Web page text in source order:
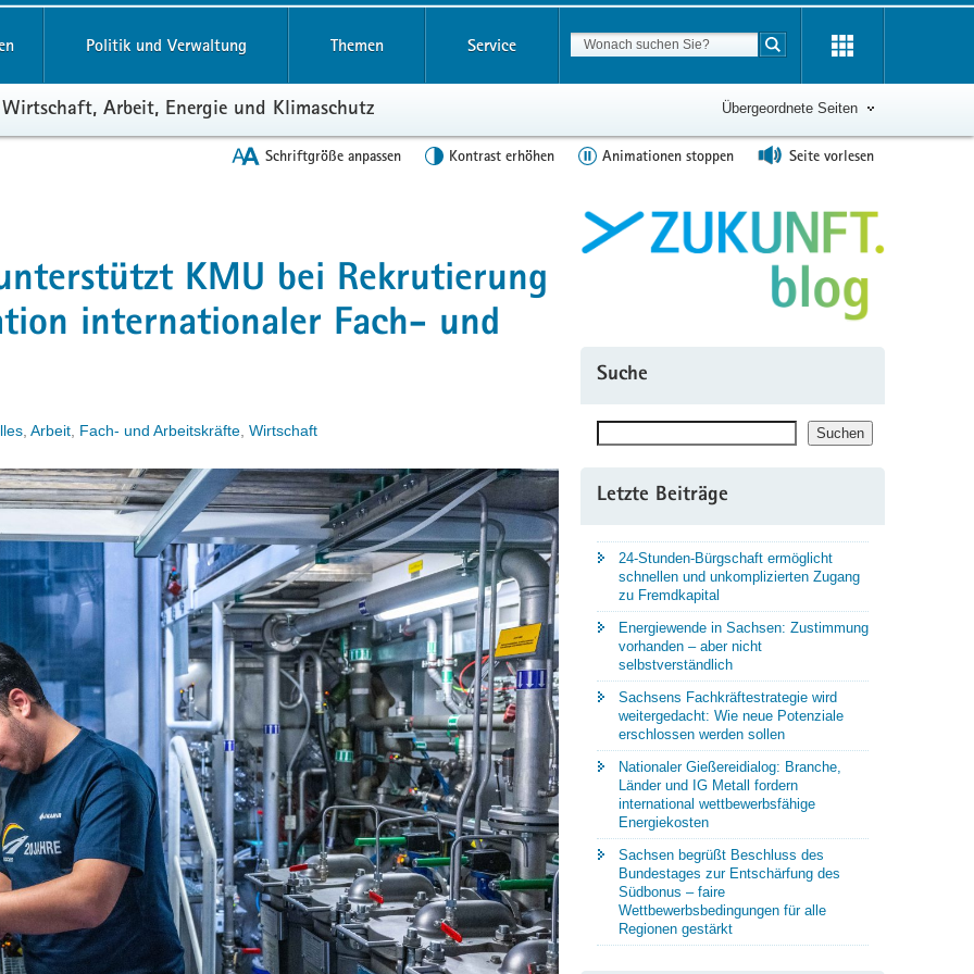
Politik und Verwaltung Themen Service Suchbegriff
Suche starten
Arbeit, Energie und Klimaschutz Übergeordnete Seiten
Schriftgröße anpassen Kontrast erhöhen Animationen stoppen Seite vorlesen
KMU bei Rekrutierung
internationaler Fach- und
Arbeit Fach- und Arbeitskräfte Wirtschaft
Suche
Suchen
Letzte Beiträge
24-Stunden-Bürgschaft ermöglicht
schnellen und unkomplizierten Zugang
zu Fremdkapital
Energiewende in Sachsen: Zustimmung
vorhanden – aber nicht
selbstverständlich
Sachsens Fachkräftestrategie wird
weitergedacht: Wie neue Potenziale
erschlossen werden sollen
Nationaler Gießereidialog: Branche,
Länder und IG Metall fordern
international wettbewerbsfähige
Energiekosten
Sachsen begrüßt Beschluss des
Bundestages zur Entschärfung des
Südbonus – faire
Wettbewerbsbedingungen für alle
Regionen gestärkt